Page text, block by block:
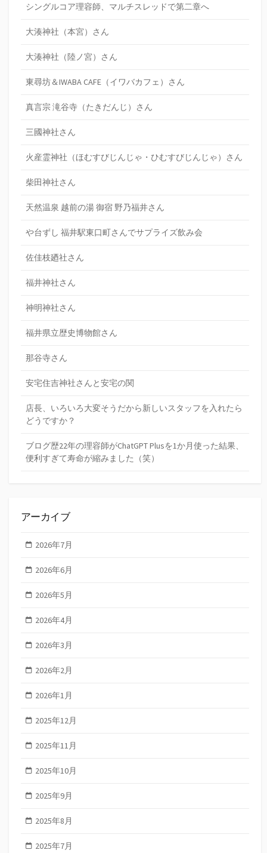
シングルコア理容師、マルチスレッドで第二章へ
大湊神社（本宮）さん
大湊神社（陸ノ宮）さん
東尋坊＆IWABA CAFE（イワバカフェ）さん
真言宗 滝谷寺（たきだんじ）さん
三國神社さん
火産霊神社（ほむすびじんじゃ・ひむすびじんじゃ）さん
柴田神社さん
天然温泉 越前の湯 御宿 野乃福井さん
や台ずし 福井駅東口町さんでサプライズ飲み会
佐佳枝廼社さん
福井神社さん
神明神社さん
福井県立歴史博物館さん
那谷寺さん
安宅住吉神社さんと安宅の関
店長、いろいろ大変そうだから新しいスタッフを入れたら
どうですか？
ブログ歴22年の理容師がChatGPT Plusを1か月使った結果、
便利すぎて寿命が縮みました（笑）
アーカイブ
2026年7月
2026年6月
2026年5月
2026年4月
2026年3月
2026年2月
2026年1月
2025年12月
2025年11月
2025年10月
2025年9月
2025年8月
2025年7月